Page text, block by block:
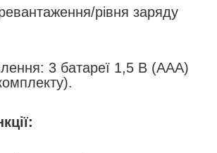
рівня заряду
3 батареї 1,5 В (ААА)